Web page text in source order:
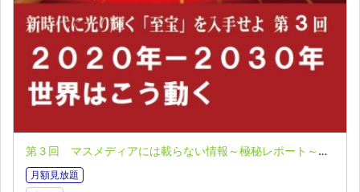
第３回 マスメディアには載らない情報～極秘レポート～全１０回 北一策
月額見放題